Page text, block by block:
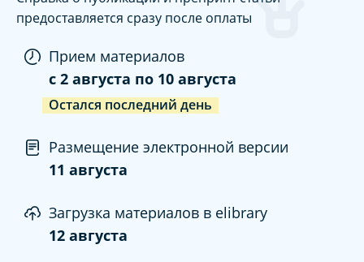
предоставляется сразу после оплаты
Прием материалов
c 2 августа по 10 августа
Остался последний день
Размещение электронной версии
11 августа
Загрузка материалов в elibrary
12 августа